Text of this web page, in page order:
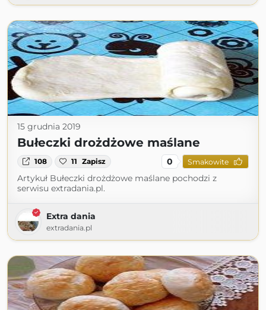
15 grudnia 2019
Bułeczki drożdżowe maślane
108 11 Zapisz 0 Smakowite
Artykuł Bułeczki drożdżowe maślane pochodzi z
serwisu extradania.pl.
Extra dania
extradania.pl